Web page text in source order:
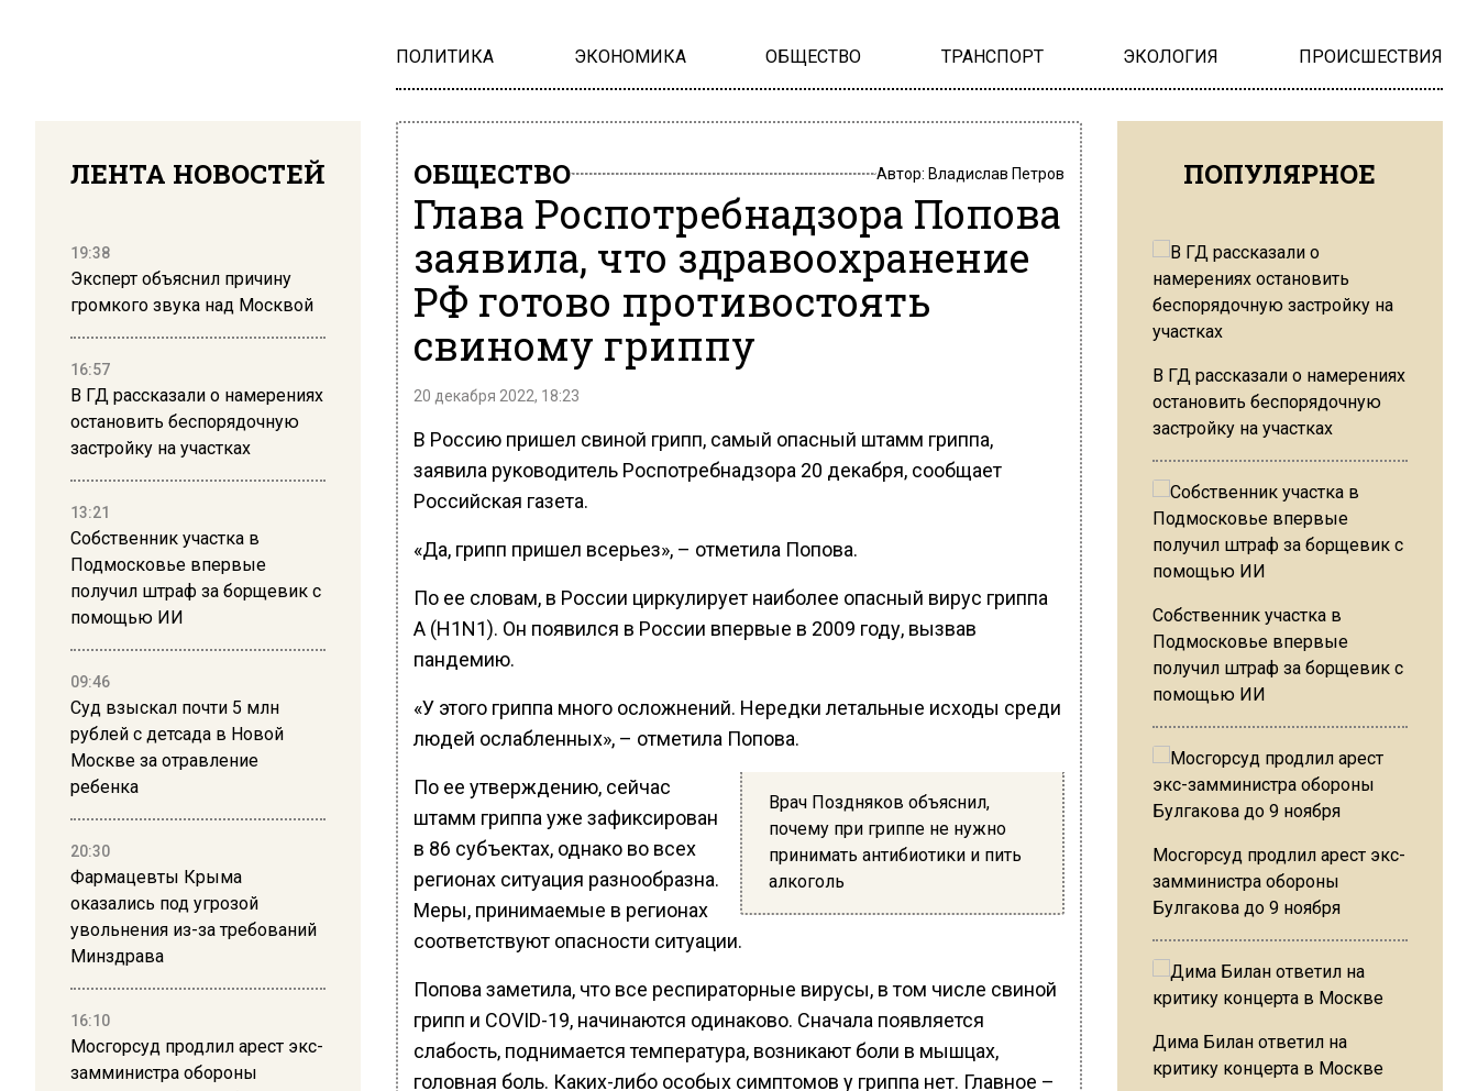
ПОЛИТИКА ЭКОНОМИКА ОБЩЕСТВО ТРАНСПОРТ ЭКОЛОГИЯ ПРОИСШЕСТВИЯ
ЛЕНТА НОВОСТЕЙ
19:38
Эксперт объяснил причину
громкого звука над Москвой
16:57
В ГД рассказали о намерениях
остановить беспорядочную
застройку на участках
13:21
Собственник участка в
Подмосковье впервые
получил штраф за борщевик с
помощью ИИ
09:46
Суд взыскал почти 5 млн
рублей с детсада в Новой
Москве за отравление
ребенка
20:30
Фармацевты Крыма
оказались под угрозой
увольнения из-за требований
Минздрава
16:10
Мосгорсуд продлил арест экс-
замминистра обороны
ОБЩЕСТВО Автор: Владислав Петров
Глава Роспотребнадзора Попова
заявила, что здравоохранение
РФ готово противостоять
свиному гриппу
20 декабря 2022, 18:23
В Россию пришел свиной грипп, самый опасный штамм гриппа,
заявила руководитель Роспотребнадзора 20 декабря, сообщает
Российская газета.
«Да, грипп пришел всерьез», – отметила Попова.
По ее словам, в России циркулирует наиболее опасный вирус гриппа
А (H1N1). Он появился в России впервые в 2009 году, вызвав
пандемию.
«У этого гриппа много осложнений. Нередки летальные исходы среди
людей ослабленных», – отметила Попова.
Врач Поздняков объяснил,
почему при гриппе не нужно
принимать антибиотики и пить
алкоголь
По ее утверждению, сейчас
штамм гриппа уже зафиксирован
в 86 субъектах, однако во всех
регионах ситуация разнообразна.
Меры, принимаемые в регионах
соответствуют опасности ситуации.
Попова заметила, что все респираторные вирусы, в том числе свиной
грипп и COVID-19, начинаются одинаково. Сначала появляется
слабость, поднимается температура, возникают боли в мышцах,
головная боль. Каких-либо особых симптомов у гриппа нет. Главное –
ПОПУЛЯРНОЕ
В ГД рассказали о намерениях
остановить беспорядочную
застройку на участках
Собственник участка в
Подмосковье впервые
получил штраф за борщевик с
помощью ИИ
Мосгорсуд продлил арест экс-
замминистра обороны
Булгакова до 9 ноября
Дима Билан ответил на
критику концерта в Москве